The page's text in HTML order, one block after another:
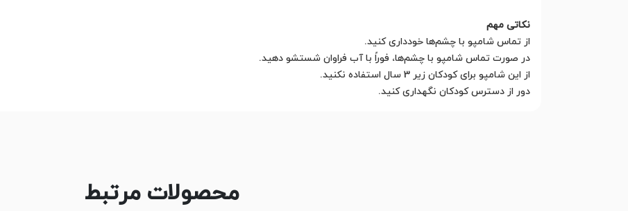
نکاتی مهم
از تماس شامپو با چشم‌ها خودداری کنید.
در صورت تماس شامپو با چشم‌ها، فوراً با آب فراوان شستشو دهید.
از این شامپو برای کودکان زیر 3 سال استفاده نکنید.
دور از دسترس کودکان نگهداری کنید.
محصولات مرتبط